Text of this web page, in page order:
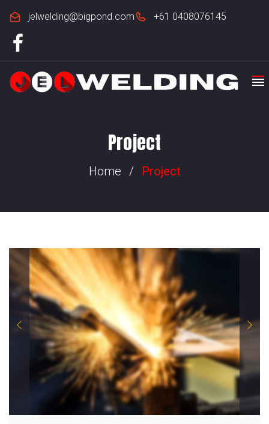
jelwelding@bigpond.com +61 0408076145
Project
Home / Project